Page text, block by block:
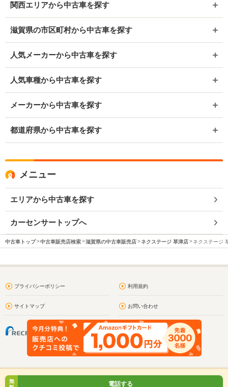
関西エリアから中古車を探す
滋賀県の市区町村から中古車を探す
人気メーカーから中古車を探す
人気車種から中古車を探す
メーカーから中古車を探す
都道府県から中古車を探す
メニュー
エリアから中古車を探す
カーセンサートップへ
中古車トップ 中古車販売店検索 滋賀県の中古車販売店 ネクステージ 草津店 ネクステージ
プライバシーポリシー 利用規約
サイトマップ お問い合わせ
無
電話する